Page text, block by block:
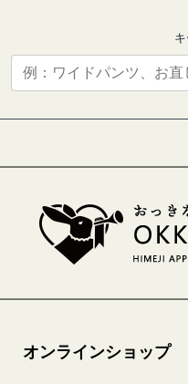
オンラインショップ